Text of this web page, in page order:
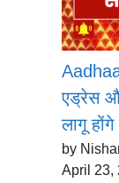
एड्रेस
लागू
by
April 23,